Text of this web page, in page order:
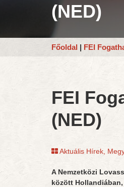
(NED)
Főoldal | FEI
FEI
(NED)
Aktuális Hírek
A Nemzetközi
között